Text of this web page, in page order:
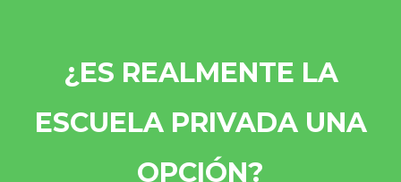
¿ES REALMENTE LA
ESCUELA PRIVADA UNA
OPCIÓN?